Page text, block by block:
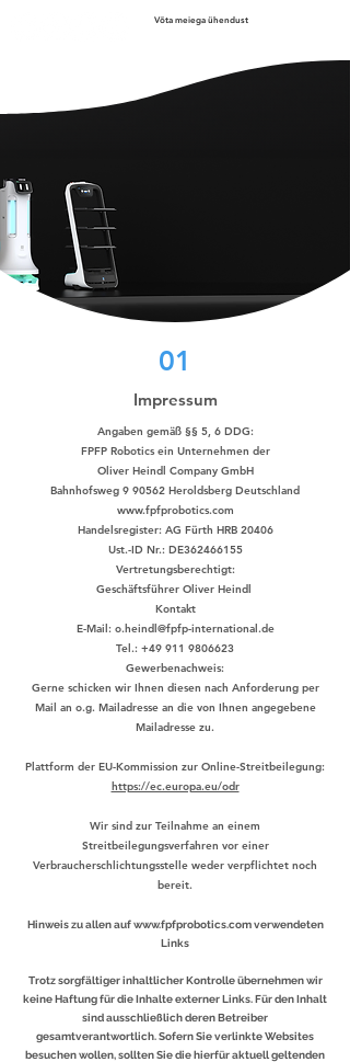
Võta meiega ühendust
01
Impressum
Angaben gemäß §§ 5, 6 DDG:
FPFP Robotics ein Unternehmen der
Oliver Heindl Company GmbH
Bahnhofsweg 9 90562 Heroldsberg Deutschland
www.fpfprobotics.com
Handelsregister: AG Fürth HRB 20406
Ust.-ID Nr.: DE362466155
Vertretungsberechtigt:
Geschäftsführer Oliver Heindl
Kontakt
E-Mail: o.heindl@fpfp-international.de
Tel.: +49 911 9806623
Gewerbenachweis:
Gerne schicken wir Ihnen diesen nach Anforderung per
Mail an o.g. Mailadresse an die von Ihnen angegebene
Mailadresse zu.
Plattform der EU-Kommission zur Online-Streitbeilegung:
https://ec.europa.eu/odr
Wir sind zur Teilnahme an einem
Streitbeilegungsverfahren vor einer
Verbraucherschlichtungsstelle weder verpflichtet noch
bereit.
Hinweis zu allen aufwww.fpfprobotics.com verwendeten
Links
Trotz sorgfältiger inhaltlicher Kontrolle übernehmen wir
keine Haftung für die Inhalte externer Links. Für den Inhalt
sind ausschließlich deren Betreiber
gesamtverantwortlich. Sofern Sie verlinkte Websites
besuchen wollen, sollten Sie die hierfür aktuell geltenden